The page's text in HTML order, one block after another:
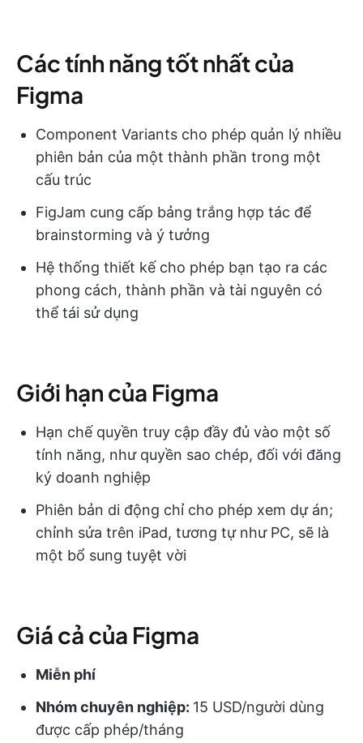
Các tính năng tốt nhất của
Figma
Component Variants cho phép quản lý nhiều
phiên bản của một thành phần trong một
cấu trúc
FigJam cung cấp bảng trắng hợp tác để
brainstorming và ý tưởng
Hệ thống thiết kế cho phép bạn tạo ra các
phong cách, thành phần và tài nguyên có
thể tái sử dụng
Giới hạn của Figma
Hạn chế quyền truy cập đầy đủ vào một số
tính năng, như quyền sao chép, đối với đăng
ký doanh nghiệp
Phiên bản di động chỉ cho phép xem dự án;
chỉnh sửa trên iPad, tương tự như PC, sẽ là
một bổ sung tuyệt vời
Giá cả của Figma
Miễn phí
Nhóm chuyên nghiệp: 15 USD/người dùng
được cấp phép/tháng